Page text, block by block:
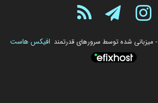
- میزبانی شده توسط سرورهای قدرتمند افیکس هاست